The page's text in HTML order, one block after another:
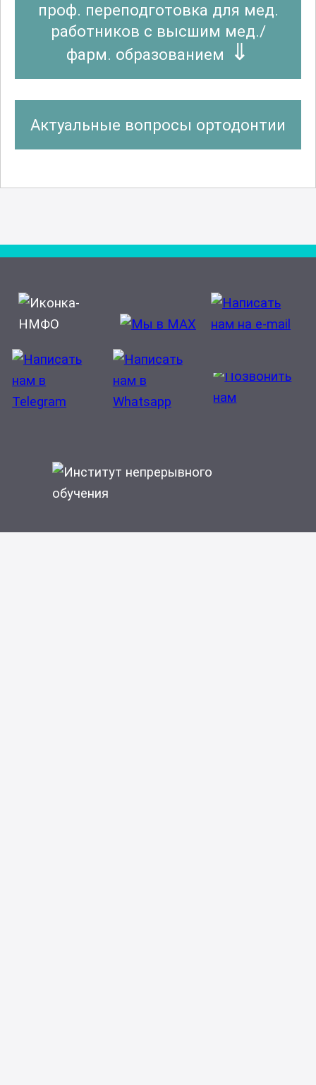
проф. переподготовка для мед.
работников с высшим мед./
фарм. образованием
Актуальные вопросы ортодонтии